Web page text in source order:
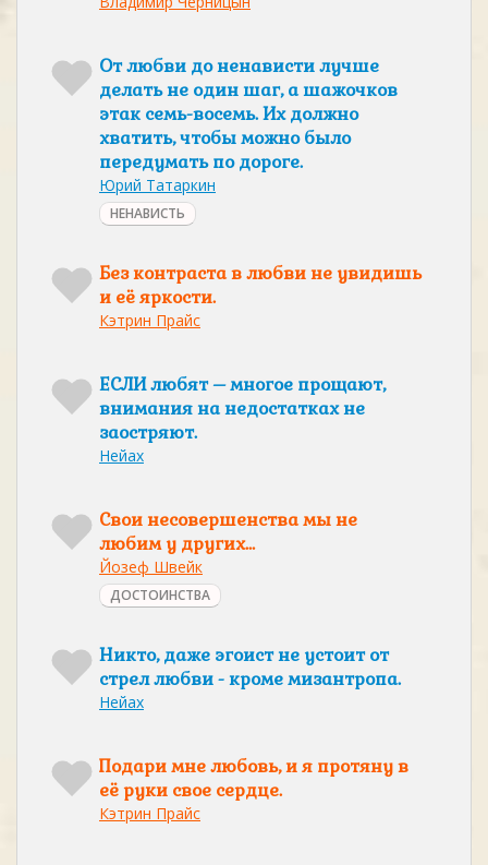
От любви до ненависти лучше
делать не один шаг, а шажочков
этак семь-восемь. Их должно
хватить, чтобы можно было
передумать по дороге.
Юрий Татаркин
НЕНАВИСТЬ
Без контраста в любви не увидишь
и её яркости.
Кэтрин Прайс
ЕСЛИ любят – многое прощают,
внимания на недостатках не
заостряют.
Нейах
Свои несовершенства мы не
любим у других…
Йозеф Швейк
ДОСТОИНСТВА
Никто, даже эгоист не устоит от
стрел любви - кроме мизантропа.
Нейах
Подари мне любовь, и я протяну в
её руки свое сердце.
Кэтрин Прайс